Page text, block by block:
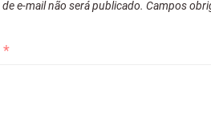
e-mail não será publicado. Campos
*